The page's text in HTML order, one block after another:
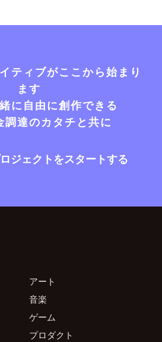
ティブがここから始まり
ます
に自由に創作できる
調達のカタチと共に
ジェクトをスタートする
アート
音楽
ゲーム
プロダクト